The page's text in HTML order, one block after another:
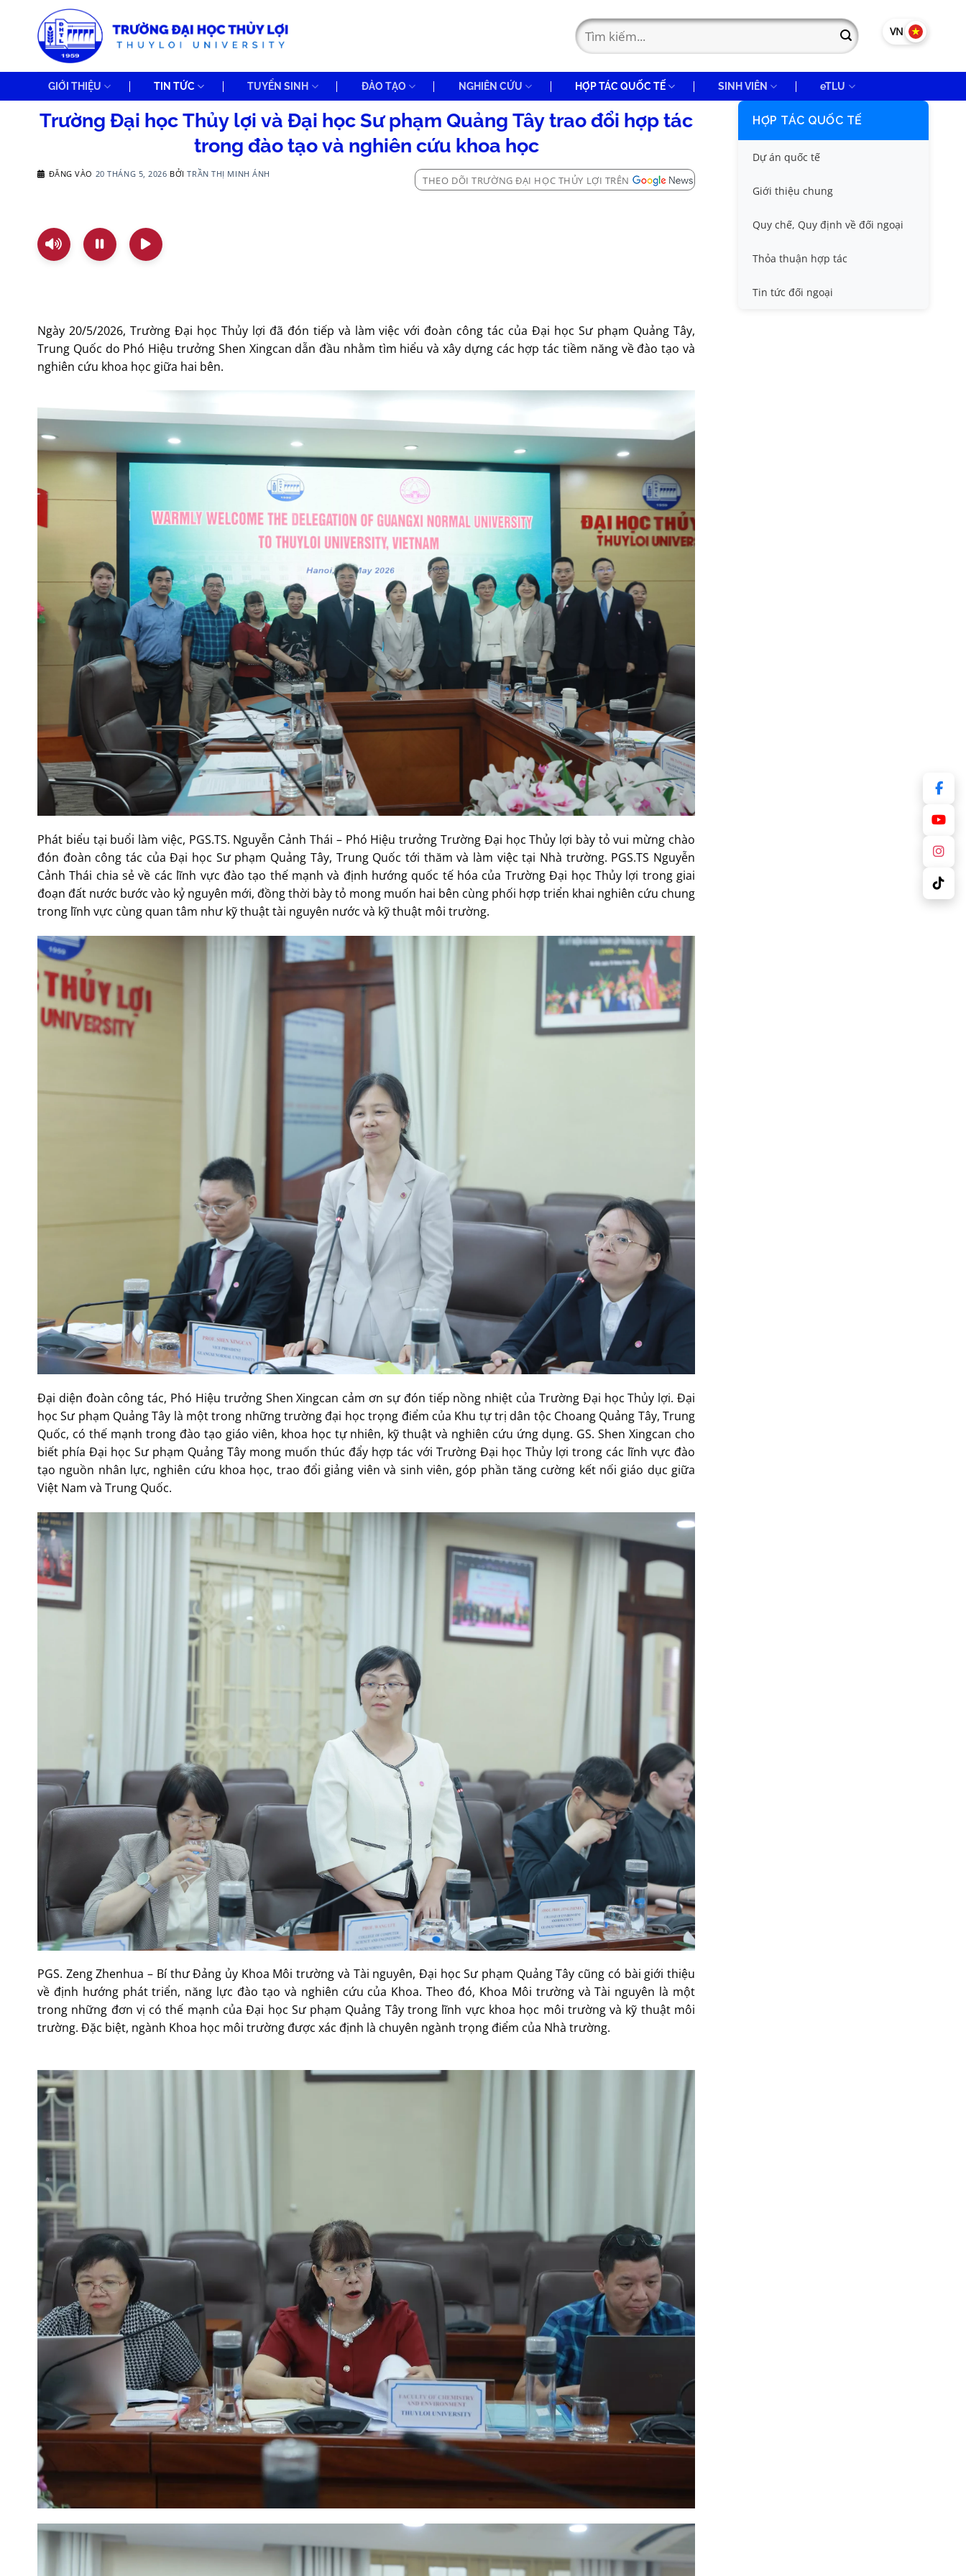
VN EN
GIỚI THIỆU TIN TỨC TUYỂN SINH ĐÀO TẠO NGHIÊN CỨU HỢP TÁC QUỐC TẾ SINH VIÊN eTLU
Trường Đại học Thủy lợi và Đại học Sư phạm Quảng Tây trao đổi hợp tác
trong đào tạo và nghiên cứu khoa học
ĐĂNG VÀO 20 THÁNG 5, 2026 BỞITRẦN THỊ MINH ÁNH
THEO DÕI TRƯỜNG ĐẠI HỌC THỦY LỢI TRÊN
Ngày 20/5/2026, Trường Đại học Thủy lợi đã đón tiếp và làm việc với đoàn công tác của Đại học Sư phạm Quảng Tây,
Trung Quốc do Phó Hiệu trưởng Shen Xingcan dẫn đầu nhằm tìm hiểu và xây dựng các hợp tác tiềm năng về đào tạo và
nghiên cứu khoa học giữa hai bên.
Phát biểu tại buổi làm việc, PGS.TS. Nguyễn Cảnh Thái – Phó Hiệu trưởng Trường Đại học Thủy lợi bày tỏ vui mừng chào
đón đoàn công tác của Đại học Sư phạm Quảng Tây, Trung Quốc tới thăm và làm việc tại Nhà trường. PGS.TS Nguyễn
Cảnh Thái chia sẻ về các lĩnh vực đào tạo thế mạnh và định hướng quốc tế hóa của Trường Đại học Thủy lợi trong giai
đoạn đất nước bước vào kỷ nguyên mới, đồng thời bày tỏ mong muốn hai bên cùng phối hợp triển khai nghiên cứu chung
trong lĩnh vực cùng quan tâm như kỹ thuật tài nguyên nước và kỹ thuật môi trường.
Đại diện đoàn công tác, Phó Hiệu trưởng Shen Xingcan cảm ơn sự đón tiếp nồng nhiệt của Trường Đại học Thủy lợi. Đại
học Sư phạm Quảng Tây là một trong những trường đại học trọng điểm của Khu tự trị dân tộc Choang Quảng Tây, Trung
Quốc, có thế mạnh trong đào tạo giáo viên, khoa học tự nhiên, kỹ thuật và nghiên cứu ứng dụng. GS. Shen Xingcan cho
biết phía Đại học Sư phạm Quảng Tây mong muốn thúc đẩy hợp tác với Trường Đại học Thủy lợi trong các lĩnh vực đào
tạo nguồn nhân lực, nghiên cứu khoa học, trao đổi giảng viên và sinh viên, góp phần tăng cường kết nối giáo dục giữa
Việt Nam và Trung Quốc.
PGS. Zeng Zhenhua – Bí thư Đảng ủy Khoa Môi trường và Tài nguyên, Đại học Sư phạm Quảng Tây cũng có bài giới thiệu
về định hướng phát triển, năng lực đào tạo và nghiên cứu của Khoa. Theo đó, Khoa Môi trường và Tài nguyên là một
trong những đơn vị có thế mạnh của Đại học Sư phạm Quảng Tây trong lĩnh vực khoa học môi trường và kỹ thuật môi
trường. Đặc biệt, ngành Khoa học môi trường được xác định là chuyên ngành trọng điểm của Nhà trường.
HỢP TÁC QUỐC TẾ
Dự án quốc tế
Giới thiệu chung
Quy chế, Quy định về đối ngoại
Thỏa thuận hợp tác
Tin tức đối ngoại